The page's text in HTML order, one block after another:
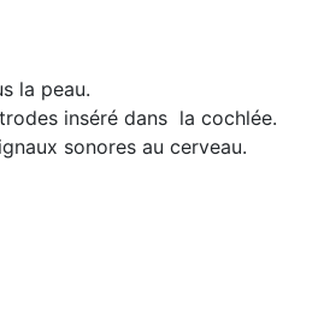
la peau.
inséré dans la cochlée.
sonores au cerveau.